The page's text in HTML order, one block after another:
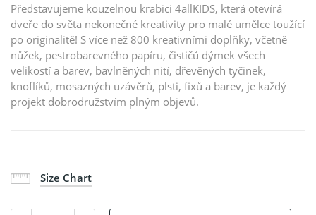
Představujeme kouzelnou krabici 4allKIDS, která otevírá
dveře do světa nekonečné kreativity pro malé umělce toužící
po originalitě! S více než 800 kreativními doplňky, včetně
nůžek, pestrobarevného papíru, čističů dýmek všech
velikostí a barev, bavlněných nití, dřevěných tyčinek,
knoflíků, mosazných uzávěrů, plsti, fixů a barev, je každý
projekt dobrodružstvím plným objevů.
Size Chart